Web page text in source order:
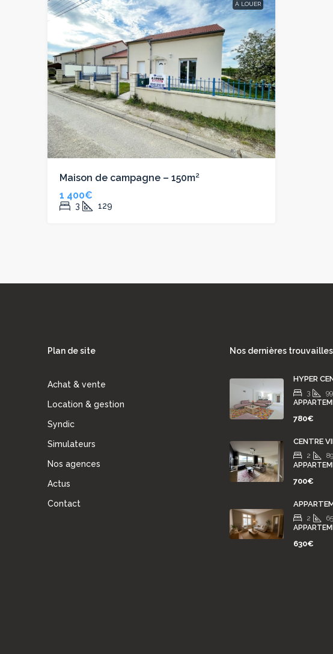
À LOUER
Maison de campagne – 150m²
1 400€
3 129
Plan de site
Achat & vente
Location & gestion
Syndic
Simulateurs
Nos agences
Actus
Contact
Nos dernières trouvailles
HYPER
3
780€
CENTRE
2
700€
2
65
630€